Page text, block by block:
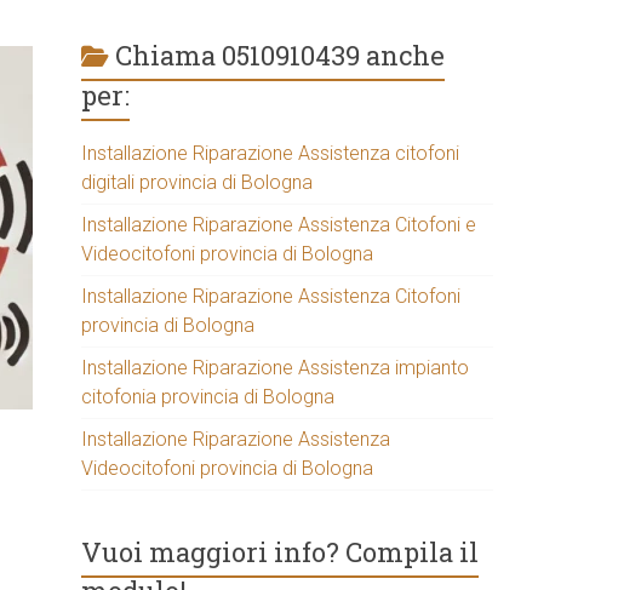
Chiama 0510910439 anche
per:
Installazione Riparazione Assistenza citofoni
digitali provincia di Bologna
Installazione Riparazione Assistenza Citofoni e
Videocitofoni provincia di Bologna
Installazione Riparazione Assistenza Citofoni
provincia di Bologna
Installazione Riparazione Assistenza impianto
citofonia provincia di Bologna
Installazione Riparazione Assistenza
Videocitofoni provincia di Bologna
Vuoi maggiori info? Compila il